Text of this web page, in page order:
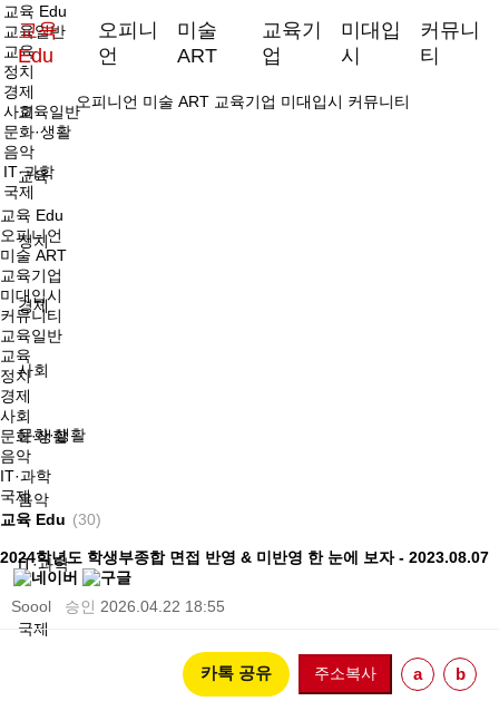
교육
Edu
교육일반
교육
정치
경제
사회
문화·생활
음악
IT·과학
국제
오피니
언
미술
ART
교육기
업
미대입
시
커뮤니
티
교육 Edu
교육일반
교육
정치
경제
사회
문화·생활
음악
IT·과학
국제
오피니언 미술 ART 교육기업 미대입시 커뮤니티
교육 Edu
오피니언
미술 ART
교육기업
미대입시
커뮤니티
교육일반
교육
정치
경제
사회
문화·생활
음악
IT·과학
국제
교육 Edu (30)
2024학년도 학생부종합 면접 반영 & 미반영 한 눈에 보자 - 2023.08.07
Soool 승인 2026.04.22 18:55
카톡 공유 주소복사 a b